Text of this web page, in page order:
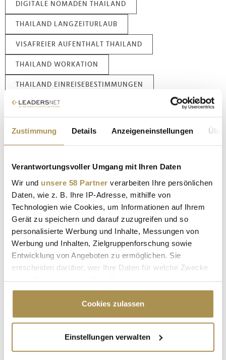
Zustimmung Details Anzeigeneinstellungen
Verantwortungsvoller Umgang mit Ihren Daten
Wir und unsere 58 Partner verarbeiten Ihre persönlichen
Daten, wie z. B. Ihre IP-Adresse, mithilfe von
Technologien wie Cookies, um Informationen auf Ihrem
Gerät zu speichern und darauf zuzugreifen und so
personalisierte Werbung und Inhalte, Messungen von
Werbung und Inhalten, Zielgruppenforschung sowie
Entwicklung von Angeboten zu ermöglichen. Sie
entscheiden darüber, wer Ihre Daten für welche Zwecke
Cookie-Erklärung oder durch Klicken auf das Privacy
Trigger Symbol ändern oder widerrufen
Informationen über Ihre geografische Lage
erfassen, welche bis auf einige Meter genau sein
Cookies zulassen
Einstellungen verwalten
DIGITALE NOMADEN THAILAND
THAILAND LANGZEITURLAUB
VISAFREIER AUFENTHALT THAILAND
THAILAND WORKATION
THAILAND EINREISEBESTIMMUNGEN
REMOTE-ARBEIT AUSLAND
LANGZEITREISEN ASIEN
Kommentar veröffentlichen
Autor:
Kommentar:*